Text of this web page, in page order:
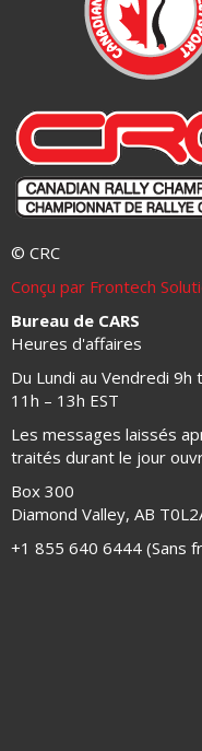
© CRC
Conçu par Frontech
Bureau de CARS
Heures d'affaires
Du Lundi au Vendredi 9h
11h – 13h EST
Les messages laissés
traités durant le jour
Box 300
Diamond Valley, AB
+1 855 640 6444 (Sans